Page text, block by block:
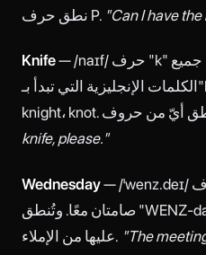
نطق حرف P. "Can I have
Knife— /naɪf/ حرف "k" صامت. وينطبق هذا على جميع
الكلمات الإنجليزية التي تبدأ بـ"kn-": know، knee، knock،
knife, please."
Wednesday— /ˈwenz.deɪ/ حرف "d" الأول و"e" الثاني
صامتان معًا. وتُنطق "WENZ-day" — بالكاد يمكن التعرف
عليها من الإملاء. "The